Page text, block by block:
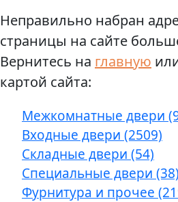
Неправильно набран
страницы на сайте
Вернитесь на главную
картой сайта:
Межкомнатные двери
Входные двери (2509)
Складные двери (54)
Специальные двери (38)
Фурнитура и прочее